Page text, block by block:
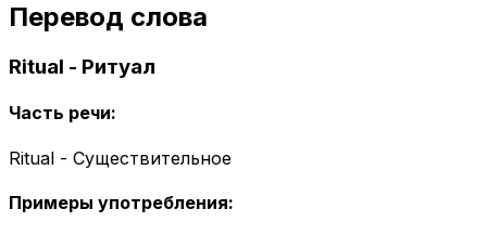
Перевод слова
Ritual - Ритуал
Часть речи:
Ritual - Существительное
Примеры употребления: